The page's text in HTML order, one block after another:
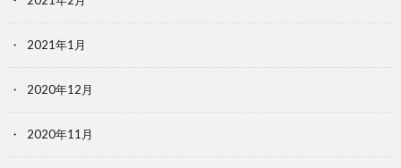
2021年1月
2020年12月
2020年11月